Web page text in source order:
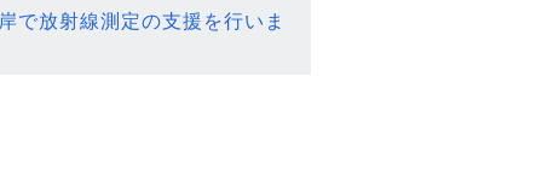
で放射線測定の支援を行いま